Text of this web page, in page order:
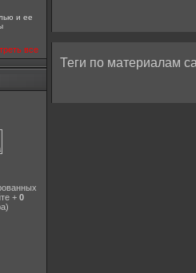
и ее
все
+ 0
Теги по материалам